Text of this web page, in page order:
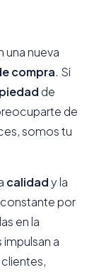
una nueva
compra. Si
de
de
somos tu
calidady la
por
en la
impulsan a